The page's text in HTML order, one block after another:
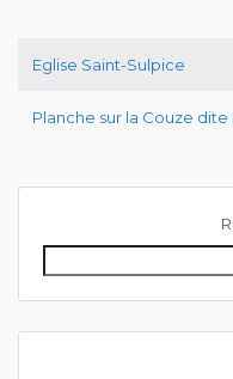
Eglise Saint-Sulpice
Planche sur la Couze